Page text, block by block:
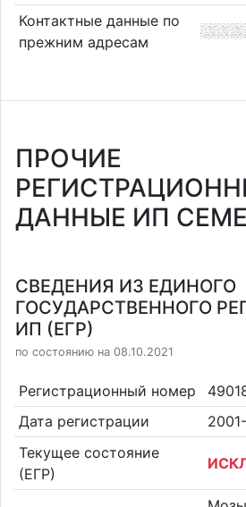
Контактные данные по
прежним адресам
ПРОЧИЕ
ДАННЫЕ ИП
СВЕДЕНИЯ ИЗ ЕДИНОГО
ГОСУДАРСТВЕННОГО
ИП (ЕГР)
по состоянию на 08.10.2021
Регистрационный номер
Дата регистрации
Текущее состояние
(ЕГР)